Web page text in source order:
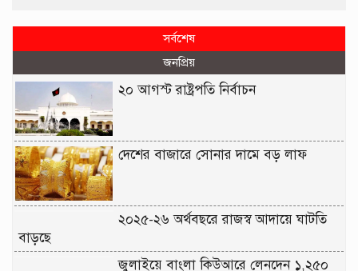
সর্বশেষ
জনপ্রিয়
২০ আগস্ট রাষ্ট্রপতি নির্বাচন
দেশের বাজারে সোনার দামে বড় লাফ
২০২৫-২৬ অর্থবছরে রাজস্ব আদায়ে ঘাটতি
বাড়ছে
জুলাইয়ে বাংলা কিউআরে লেনদেন ১,২৫০